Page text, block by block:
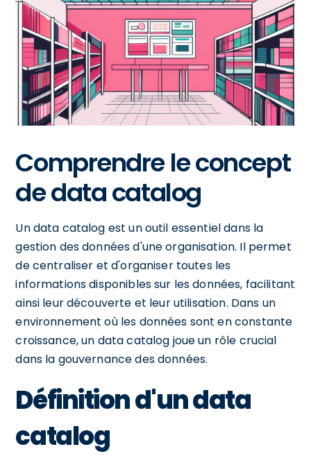
Comprendre le concept
de data catalog
Un data catalog est un outil essentiel dans la
gestion des données d'une organisation. Il permet
de centraliser et d'organiser toutes les
informations disponibles sur les données, facilitant
ainsi leur découverte et leur utilisation. Dans un
environnement où les données sont en constante
croissance, un data catalog joue un rôle crucial
dans la gouvernance des données.
Définition d'un data
catalog